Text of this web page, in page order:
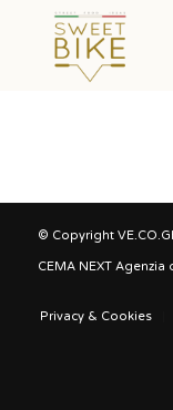
© Copyright
CEMA NEXT
Privacy & Cookies